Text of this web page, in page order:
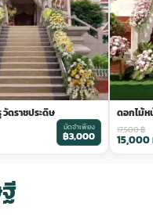
วัดราชประดิษ
มัดจำเพียง
฿3,000
ดอกไม้ห
17,500฿
15,000